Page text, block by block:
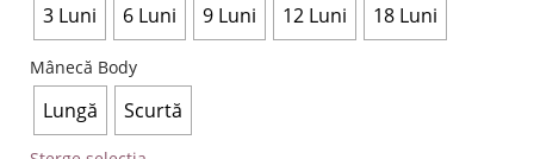
3 Luni 6 Luni 9 Luni 12 Luni 18 Luni
Mânecă Body
Lungă Scurtă